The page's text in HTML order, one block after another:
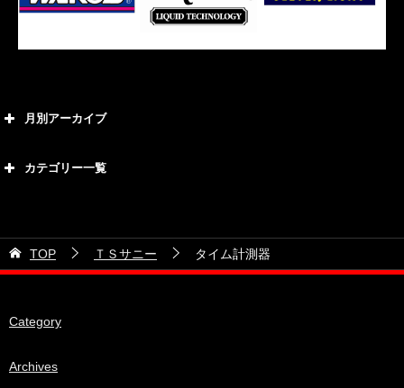
月別アーカイブ
2026年5月
2026年4月
2026年2月
カテゴリー一覧
21号車
28号車
TOP ＴＳサニー タイム計測器
Category
Archives